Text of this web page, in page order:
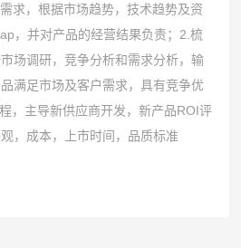
求，根据市场趋势，技术趋势及资
，并对产品的经营结果负责；2.梳
场调研，竞争分析和需求分析，输
满足市场及客户需求，具有竞争优
，主导新供应商开发，新产品ROI评
，成本，上市时间，品质标准